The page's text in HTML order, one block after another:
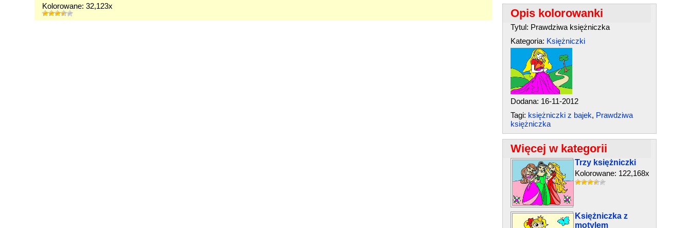
Kolorowane: 32,123x
Opis kolorowanki
Tytul: Prawdziwa księżniczka
Kategoria: Księżniczki
Dodana: 16-11-2012
Tagi: księżniczki z bajek, Prawdziwa
księżniczka
Więcej w kategorii
Trzy księżniczki
Kolorowane: 122,168x
Księżniczka z
motylem